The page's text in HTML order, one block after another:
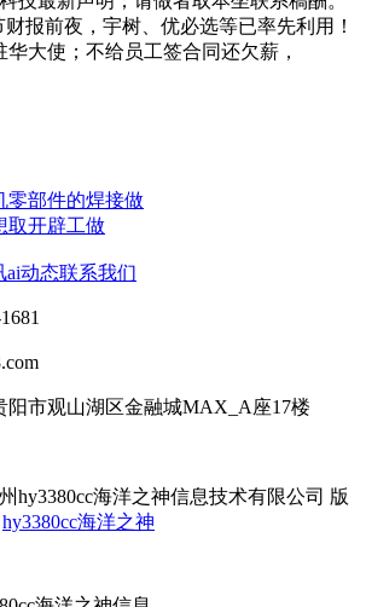
财报前夜，宇树、优必选等已率先利用！
大使；不给员工签合同还欠薪，
零部件的焊接做
取开辟工做
ai动态联系我们
阳市观山湖区金融城MAX_A座17楼
hy3380cc海洋之神信息技术有限公司 版
hy3380cc海洋之神